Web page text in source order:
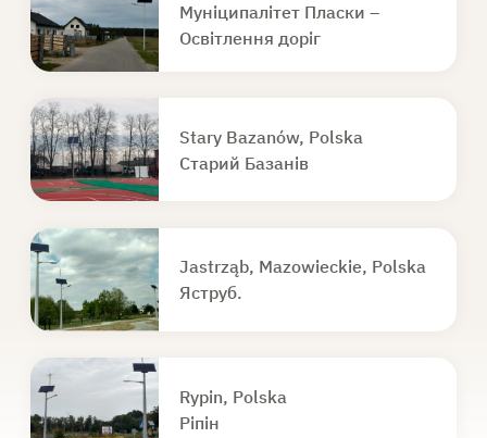
Муніципалітет Пласки –
Освітлення доріг
Stary Bazanów, Polska
Старий Базанів
Jastrząb, Mazowieckie, Polska
Яструб.
Rypin, Polska
Ріпін